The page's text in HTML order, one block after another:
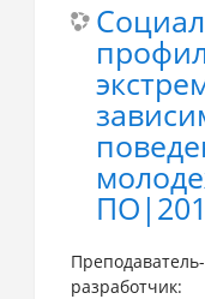
Преподаватель-
разработчик: